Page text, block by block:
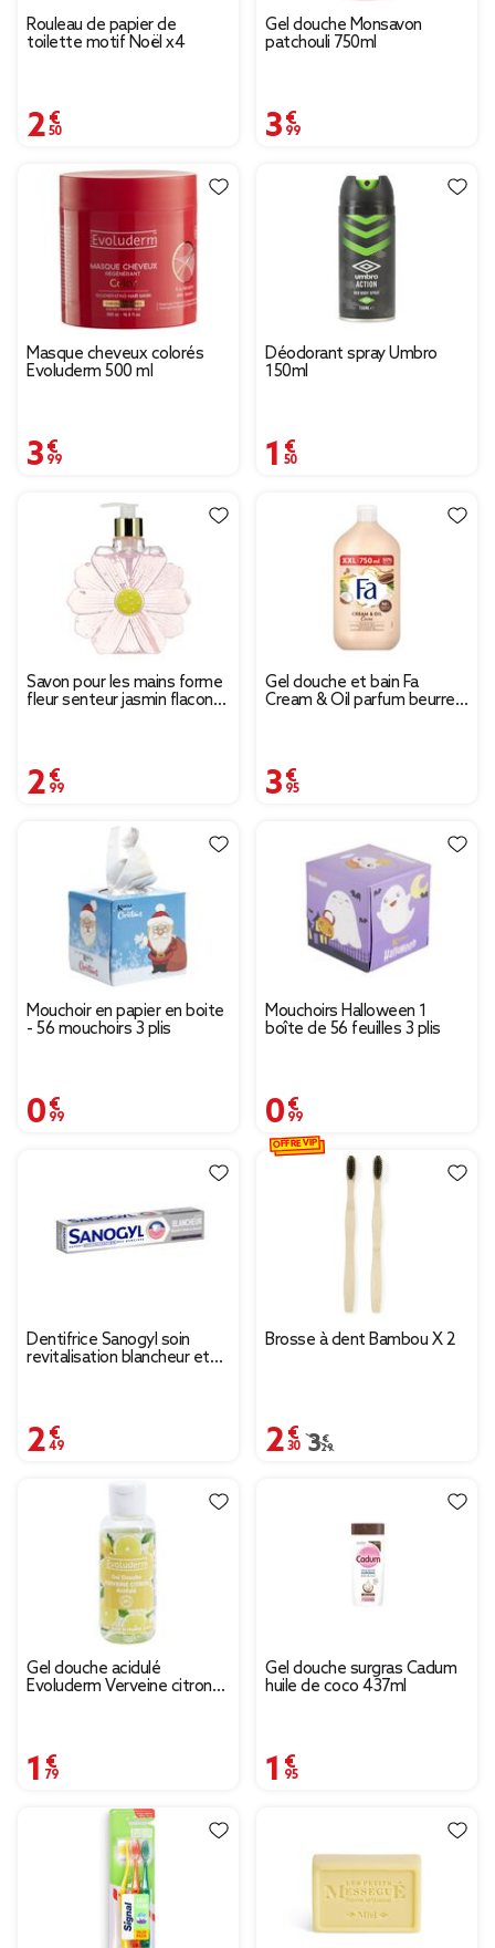
Rouleau de papier de
toilette motif Noël x4
2,50 €
Gel douche Monsavon
patchouli 750ml
3,99 €
Masque cheveux colorés
Evoluderm 500 ml
3,99 €
Déodorant spray Umbro
150ml
1,50 €
Savon pour les mains forme
fleur senteur jasmin flacon
2,99 €
Gel douche et bain Fa
Cream & Oil parfum beurre
3,95 €
Mouchoir en papier en boite
- 56 mouchoirs 3 plis
0,99 €
Mouchoirs Halloween 1
boîte de 56 feuilles 3 plis
0,99 €
Dentifrice Sanogyl soin
revitalisation blancheur et
2,49 €
Brosse à dent Bambou X 2
2,30 €
Prix remisé de 3,29 €
3,29 €
OFFRE VIP
Gel douche acidulé
Evoluderm Verveine citron
1,79 €
Gel douche surgras Cadum
huile de coco 437ml
1,95 €